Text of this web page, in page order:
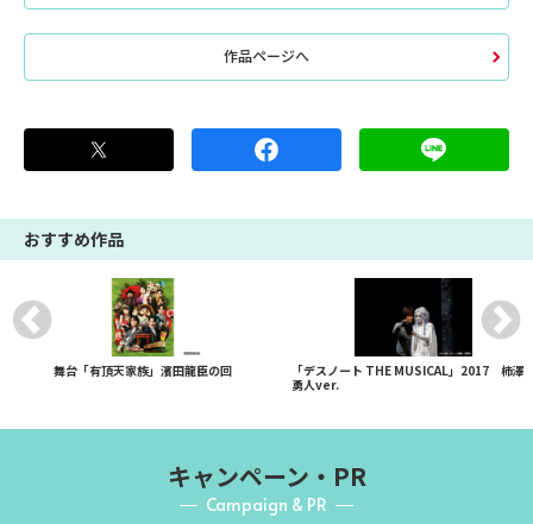
作品ページへ
おすすめ作品
舞台「有頂天家族」濱田龍臣の回
「デスノート THE MUSICAL」2017 柿澤
勇人ver.
キャンペーン・PR
Campaign & PR